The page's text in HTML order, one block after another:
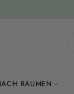
RÄUMEN